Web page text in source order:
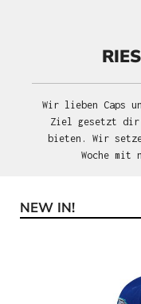
Wir lieben Caps
Ziel gesetzt dir
bieten. Wir
Woche mit
Produktgalerie
NEW IN!